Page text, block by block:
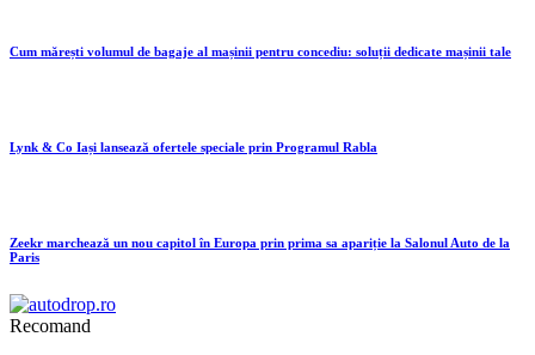
Cum mărești volumul de bagaje al mașinii pentru concediu: soluții dedicate mașinii tale
Lynk & Co Iași lansează ofertele speciale prin Programul Rabla
Zeekr marchează un nou capitol în Europa prin prima sa apariție la Salonul Auto de la
Paris
Recomand